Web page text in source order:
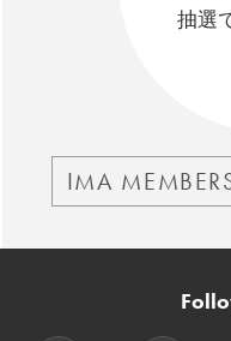
抽選
IMA